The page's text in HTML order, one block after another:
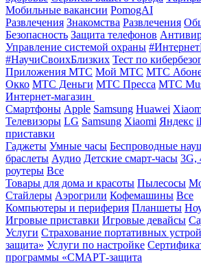
Мобильные вакансии PomogAI
Развлечения Знакомства Развлечения
Безопасность Защита телефонов
Управление системой охраны
#НаучиСвоихБлизких Тест по
Приложения МТС Мой МТС МТС
Окко МТС Деньги МТС Пресса МТС
Интернет-магазин
Смартфоны Apple Samsung Huawei
Телевизоры LG Samsung Xiaomi Яндекс
приставки
Гаджеты Умные часы Беспроводные
браслеты Аудио Детские смарт-часы 3G,
роутеры Все
Товары для дома и красоты Пылесосы
Стайлеры Аэрогрили Кофемашины Все
Компьютеры и периферия Планшеты
Игровые приставки Игровые девайсы
Услуги Страхование портативных
защита» Услуги по настройке
программы «СМАРТ-защита